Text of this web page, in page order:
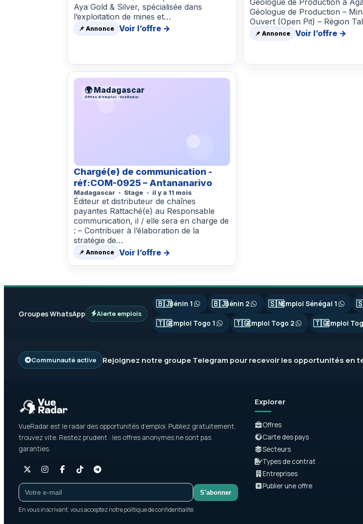
Aya Gold & Silver, spécialisée dans
l’exploitation de mines et…
📌 Annonce Voir l’offre →
Géologue de Production –
Ouvert (Open Pit) – Région
📌 Annonce Voir l’offre →
🌍 Madagascar
Offres d’emploi · VueRadar
Chargé(e) de communication -
réf:COM-0925 – Antananarivo
Madagascar Stage il y a 11 mois
Éditeur et distributeur de chaînes
payantes Rattaché(e) au Responsable
communication, il / elle sera en charge de
: – Contribuer à l’élaboration de la
stratégie de…
📌 Annonce Voir l’offre →
Groupes WhatsApp Alerte emplois
🇧🇯Bénin 1 🇧🇯Bénin 2 🇸🇳Emploi Sénégal 1
🇹🇬Emploi Togo 1 🇹🇬Emploi Togo 2 🇹🇬Emploi
Communauté active Rejoignez notre groupe Telegram pour recevoir les opportunités en
VueRadar est le radar des opportunités d’emploi. Publiez gratuitement,
trouvez vite. Restez prudent : les offres anonymes ne sont pas
garanties.
S’abonner
En vous inscrivant, vous acceptez notre politique de confidentialité.
Explorer
Offres
Carte des pays
Secteurs
Types de contrat
Entreprises
Publier une offre